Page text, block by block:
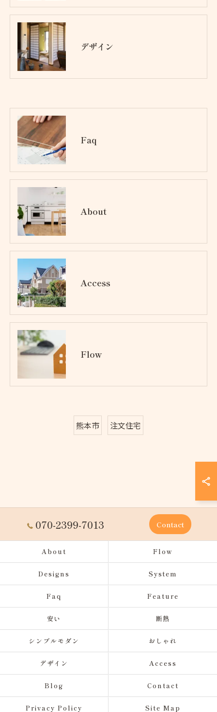
デザイン
Faq
About
Access
Flow
熊本市 注文住宅
070-2399-7013 Contact
About Flow
Designs System
Faq Feature
安い 断熱
シンプルモダン おしゃれ
デザイン Access
Blog Contact
Privacy Policy Site Map